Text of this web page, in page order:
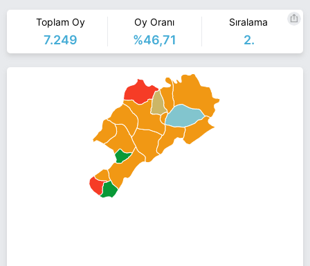
Dinar'da, Liseyi Eskişehir'de okudu. Anadolu Universitesi İşletme
Fakültesini bitirdi. Kendi şirketleri olan Acarlar Dokuma San. A.Ş.
ve Acarlar Vagon San A.Ş. de toplam 150 işçi çalıştırmaktadır.
Serbest Muhasebeci Mali Müşavir olduğundan 40 yıldır
şirketlerinin finans ve muhasebe işlerini yürütmektedir.
Acar, evli ve 2 çocuk babasıdır.
Saffet Acar Afyonkarahisar Dinar belediye başkan adayı olarak
İyi Parti ile 31 Mart 2019 yerel seçimlerinde yarışıyor. Saffet Acar
ile ilgili daha fazla bilgi içinSaffet Acar Haberleri
Toplam Oy
7.249
Oy Oranı
%46,71
Sıralama
2.